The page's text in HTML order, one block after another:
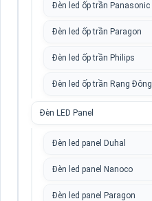
Đèn led ốp trần Panasonic
Đèn led ốp trần Paragon
Đèn led ốp trần Philips
Đèn led ốp trần Rạng Đông
Đèn LED Panel
Đèn led panel Duhal
Đèn led panel Nanoco
Đèn led panel Paragon